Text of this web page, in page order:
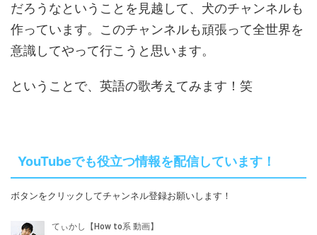
だろうなということを見越して、犬のチャンネルも
作っています。このチャンネルも頑張って全世界を
意識してやって行こうと思います。
ということで、英語の歌考えてみます！笑
YouTubeでも役立つ情報を配信しています！
ボタンをクリックしてチャンネル登録お願いします！